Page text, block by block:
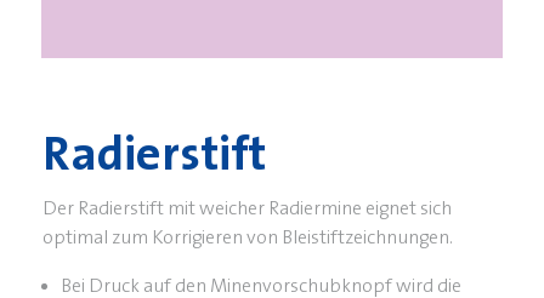
Radierstift
Der Radierstift mit weicher Radiermine eignet sich
optimal zum Korrigieren von Bleistiftzeichnungen.
Bei Druck auf den Minenvorschubknopf wird die